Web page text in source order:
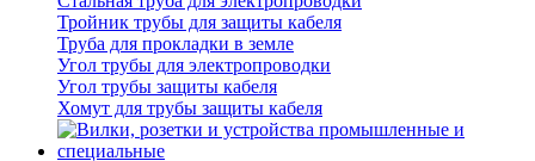
Тройник трубы для защиты кабеля
Труба для прокладки в земле
Угол трубы для электропроводки
Угол трубы защиты кабеля
Хомут для трубы защиты кабеля